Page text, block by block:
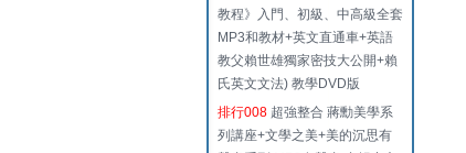
教程》入門、初級、中高級全套
MP3和教材+英文直通車+英語
教父賴世雄獨家密技大公開+賴
氏英文文法) 教學DVD版
排行008 超強整合 蔣勳美學系
列講座+文學之美+美的沉思有